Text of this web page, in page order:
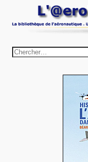
au